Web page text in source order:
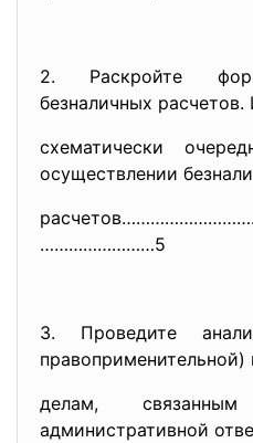
2. Раскройте
безналичных расчетов.
схематически
осуществлении
……………………5
3. Проведите
правоприменительной)
делам,
административной